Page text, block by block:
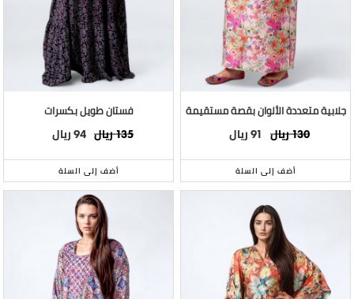
جلابية متعددة الألوان بقصة مستقيمة
ريال130 ريال 91
أضف إلى السلة
فستان طويل بكسرات
ريال135 ريال 94
أضف إلى السلة